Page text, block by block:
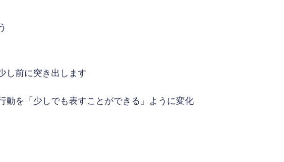
し前に突き出します
動を「少しでも表すことができる」ように変化